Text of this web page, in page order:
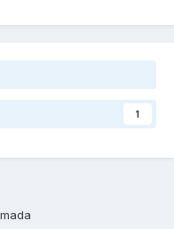
1